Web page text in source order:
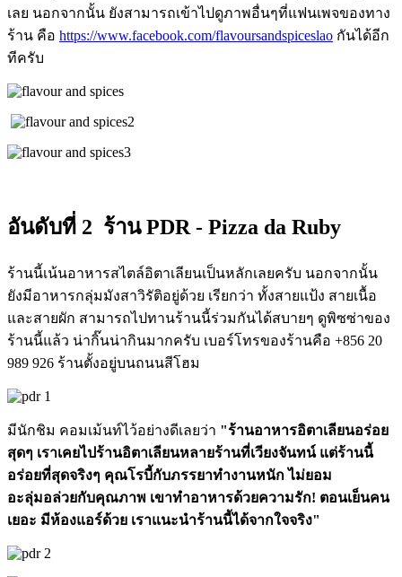
เลย นอกจากนั้น ยังสามารถเข้าไปดูภาพอื่นๆที่แฟนเพจของทาง
ร้าน คือ https://www.facebook.com/flavoursandspiceslao กันได้อีก
ทีครับ
อันดับที่ 2 ร้าน PDR - Pizza da Ruby
ร้านนี้เน้นอาหารสไตล์อิตาเลียนเป็นหลักเลยครับ นอกจากนั้น
ยังมีอาหารกลุ่มมังสาวิรัติอยู่ด้วย เรียกว่า ทั้งสายแป้ง สายเนื้อ
และสายผัก สามารถไปทานร้านนี้ร่วมกันได้สบายๆ ดูพิซซ่าของ
ร้านนี้แล้ว น่ากิ๊นน่ากินมากครับ เบอร์โทรของร้านคือ +856 20
989 926 ร้านตั้งอยู่บนถนนสีโฮม
มีนักชิม คอมเม้นท์ไว้อย่างดีเลยว่า "ร้านอาหารอิตาเลียนอร่อย
สุดๆ เราเคยไปร้านอิตาเลียนหลายร้านที่เวียงจันทน์ แต่ร้านนี้
อร่อยที่สุดจริงๆ คุณโรบี้กับภรรยาทำงานหนัก ไม่ยอม
อะลุ่มอล่วยกับคุณภาพ เขาทำอาหารด้วยความรัก! ตอนเย็นคน
เยอะ มีห้องแอร์ด้วย เราแนะนำร้านนี้ได้จากใจจริง"